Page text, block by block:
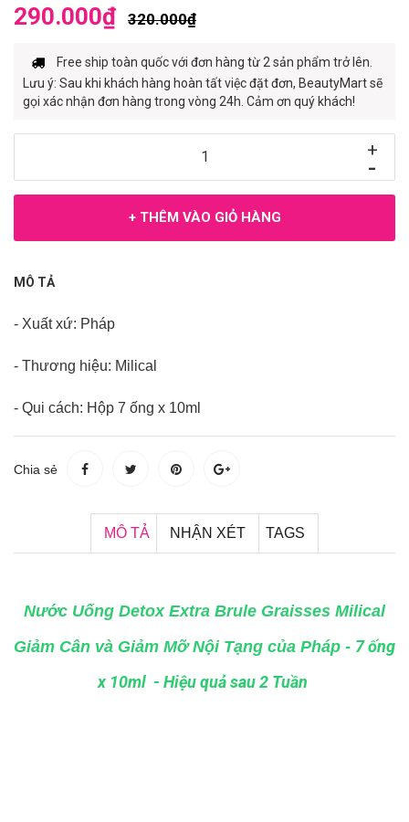
290.000₫ 320.000₫
Free ship toàn quốc với đơn hàng từ 2 sản phẩm trở lên.
Lưu ý: Sau khi khách hàng hoàn tất việc đặt đơn, BeautyMart sẽ
gọi xác nhận đơn hàng trong vòng 24h. Cảm ơn quý khách!
-
+
+ THÊM VÀO GIỎ HÀNG
MÔ TẢ
- Xuất xứ: Pháp
- Thương hiệu: Milical
- Qui cách: Hộp 7 ống x 10ml
Chia sẻ
MÔ TẢ NHẬN XÉT TAGS
Nước Uống Detox Extra Brule Graisses Milical
Giảm Cân và Giảm Mỡ Nội Tạng của Pháp - 7 ống
x 10ml - Hiệu quả sau 2 Tuần